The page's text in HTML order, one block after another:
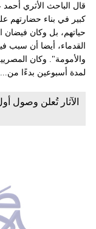
قال الباحث الأثري
كبير في بناء حضارتهم
حياتهم، بل وكان فيضان
القدماء، أيضا أن سبب
والأمومة". وكان
لمدة أسبوعين بدءًا من...
الآثار تُعلن وصول